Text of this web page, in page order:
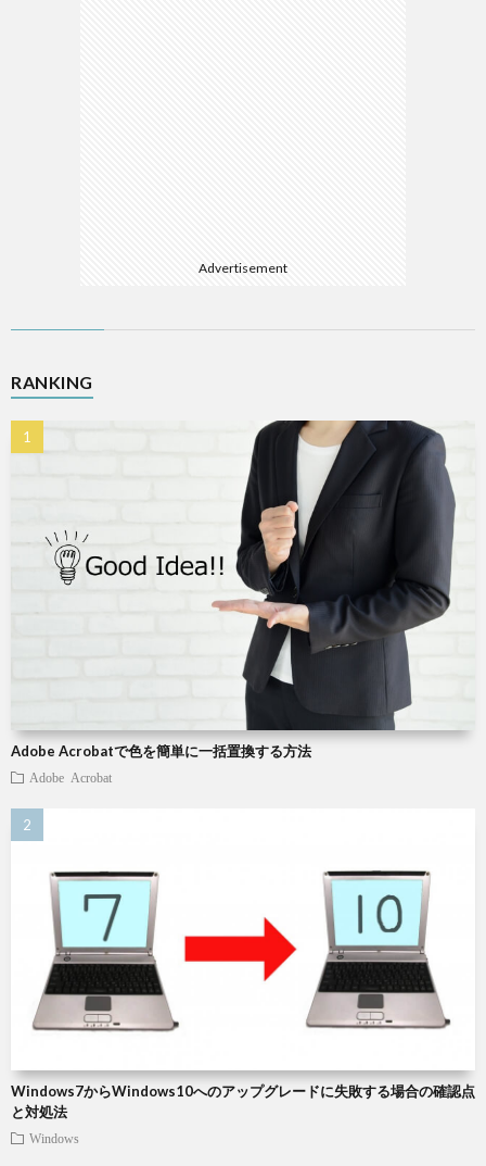
Advertisement
RANKING
Adobe Acrobatで色を簡単に一括置換する方法
Adobe Acrobat
Windows7からWindows10へのアップグレードに失敗する場合の確認点
と対処法
Windows